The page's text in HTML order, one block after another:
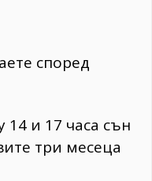
според
14 и 17 часа сън
три месеца